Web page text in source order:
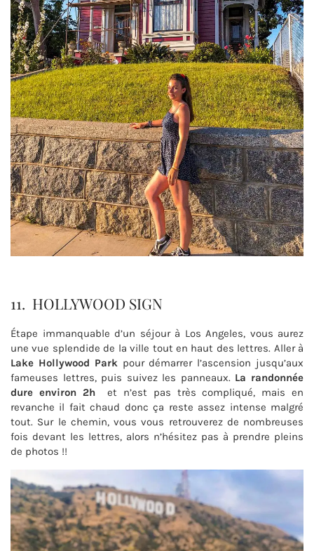
11. HOLLYWOOD SIGN
Étape immanquable d’un séjour à Los Angeles, vous aurez
une vue splendide de la ville tout en haut des lettres. Aller à
Lake Hollywood Parkpour démarrer l’ascension jusqu’aux
fameuses lettres, puis suivez les panneaux. La randonnée
dure environ 2het n’est pas très compliqué, mais en
revanche il fait chaud donc ça reste assez intense malgré
tout. Sur le chemin, vous vous retrouverez de nombreuses
fois devant les lettres, alors n’hésitez pas à prendre pleins
de photos !!